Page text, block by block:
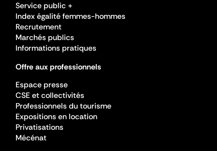
Service public +
Index égalité femmes-hommes
Recrutement
Marchés publics
Informations pratiques
Offre aux professionnels
Espace presse
CSE et collectivités
Professionnels du tourisme
Expositions en location
Privatisations
Mécénat